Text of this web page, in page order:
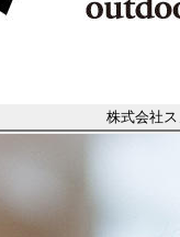
株式会社